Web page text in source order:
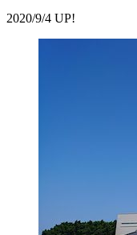
2020/9/4 UP!